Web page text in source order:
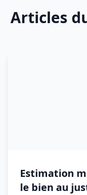
Articles
Estimation
le bien au